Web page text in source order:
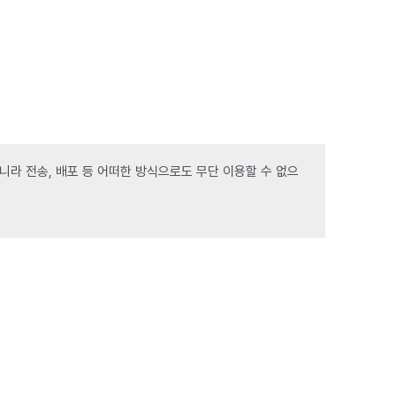
라 전송, 배포 등 어떠한 방식으로도 무단 이용할 수 없으